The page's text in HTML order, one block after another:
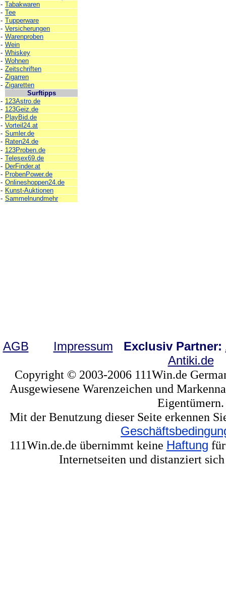
- Tabakwaren
- Tee
- Tupperware
- Versicherungen
- Warenproben
- Wein
- Whiskey
- Wohnen
- Zeitschriften
- Zigarren
- Zigaretten
Surftipps
- 123Astro.de
- 123Geiz.de
- PlayBid.de
- Vorteil24.at
- Sumler.de
- Raten24.de
- 123Proben.de
- Telesex69.de
- DerFinder.at
- ProbenPower.de
- Onlineshoppen24.de
- Kunst-Auktionen
- Sammelnundmehr
AGB Impressum Exclusiv Partner:
Antiki.de
Copyright © 2003-2006 111Win.de
Ausgewiesene Warenzeichen und
Eigentümern.
Mit der Benutzung dieser Seite erkennen
111Win.de.de übernimmt keine Haftung
Internetseiten und distanziert